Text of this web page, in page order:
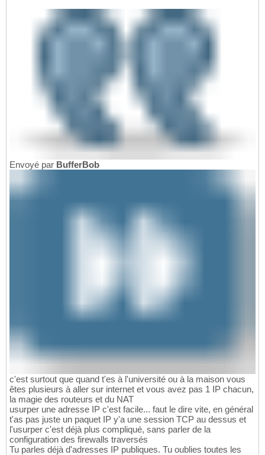
Envoyé par BufferBob
c'est surtout que quand t'es à l'université ou à la maison vous
êtes plusieurs à aller sur internet et vous avez pas 1 IP chacun,
la magie des routeurs et du NAT
usurper une adresse IP c'est facile... faut le dire vite, en général
t'as pas juste un paquet IP y'a une session TCP au dessus et
l'usurper c'est déjà plus compliqué, sans parler de la
configuration des firewalls traversés
Tu parles déjà d'adresses IP publiques. Tu oublies toutes les